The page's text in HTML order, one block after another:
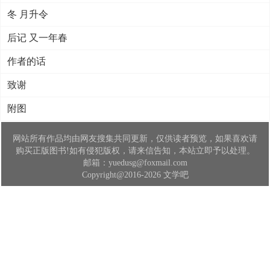
冬 月升令
后记 又一年春
作者的话
致谢
附图
网站所有作品均由网友搜集共同更新，仅供读者预览，如果喜欢请
购买正版图书!如有侵犯版权，请来信告知，本站立即予以处理。
邮箱：yuedusg@foxmail.com
Copyright@2016-2026 文学吧